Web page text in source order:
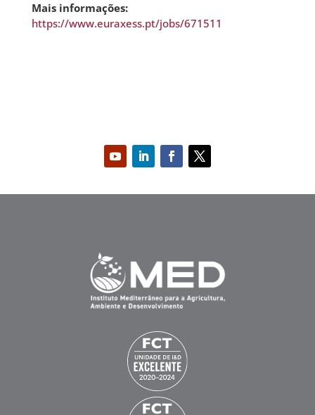
Mais informações:
https://www.euraxess.pt/jobs/671511